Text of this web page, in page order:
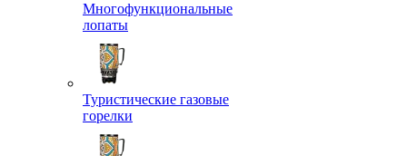
Многофункциональные
лопаты
Туристические газовые
горелки